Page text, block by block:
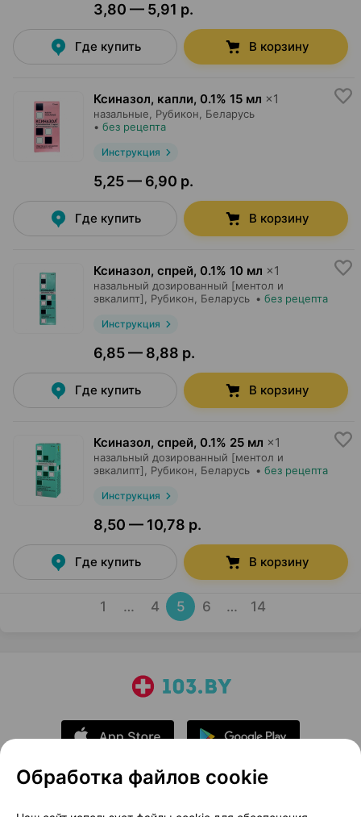
3,80 — 5,91 р.
Где купить В корзину
Ксиназол, капли, 0.1% 15 мл ×1
назальные, Рубикон , Беларусь
• без рецепта
Инструкция
5,25 — 6,90 р.
Где купить В корзину
Ксиназол, спрей, 0.1% 10 мл ×1
назальный дозированный [ментол и
эвкалипт],
Рубикон , Беларусь • без рецепта
Инструкция
6,85 — 8,88 р.
Где купить В корзину
Ксиназол, спрей, 0.1% 25 мл ×1
назальный дозированный [ментол и
эвкалипт],
Рубикон , Беларусь • без рецепта
Инструкция
8,50 — 10,78 р.
Где купить В корзину
1 … 4 5 6 … 14
Обработка файлов cookie